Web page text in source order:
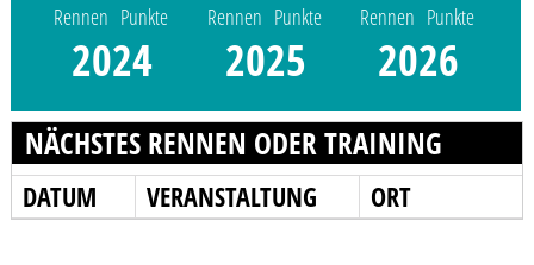
Rennen Punkte
2024
Rennen Punkte
2025
Rennen Punkte
2026
NÄCHSTES RENNEN ODER TRAINING
DATUM VERANSTALTUNG ORT